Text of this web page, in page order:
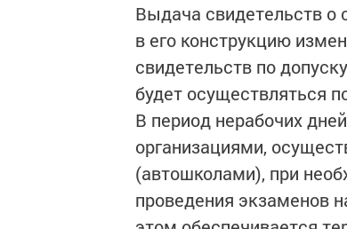
Выдача свидетельств о
в его конструкцию
свидетельств по
будет осуществляться
В период нерабочих
организациями,
(автошколами), при
проведения экзаменов